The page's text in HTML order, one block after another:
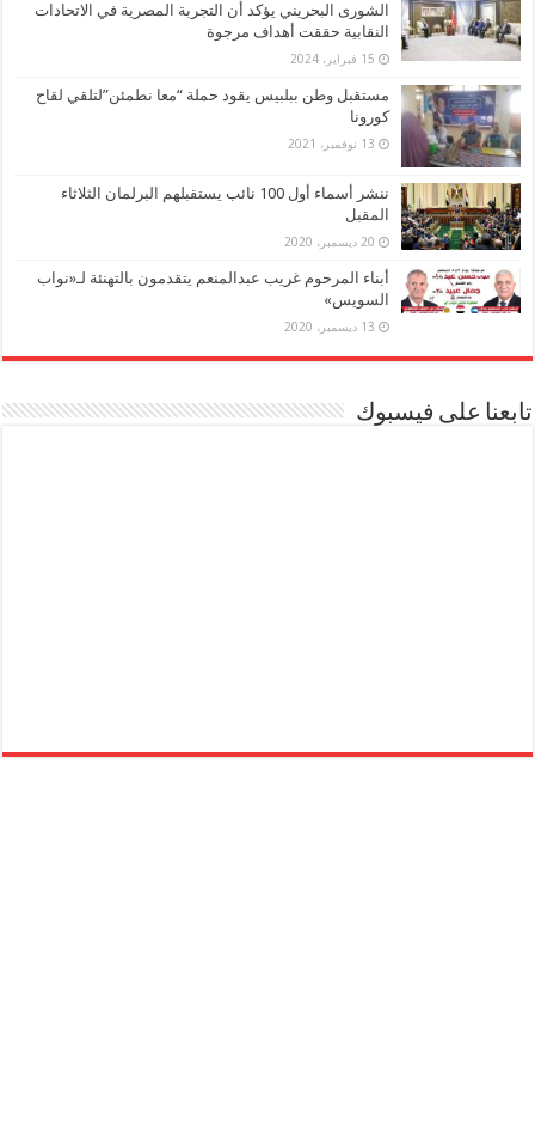
الشورى البحريني يؤكد أن التجربة المصرية في الاتحادات
النقابية حققت أهداف مرجوة
15 فبراير، 2024
مستقبل وطن ببلبيس يقود حملة “معا نطمئن”لتلقي لقاح
كورونا
13 نوفمبر، 2021
ننشر أسماء أول 100 نائب يستقبلهم البرلمان الثلاثاء
المقبل
20 ديسمبر، 2020
أبناء المرحوم غريب عبدالمنعم يتقدمون بالتهنئة لـ«نواب
السويس»
13 ديسمبر، 2020
تابعنا على فيسبوك